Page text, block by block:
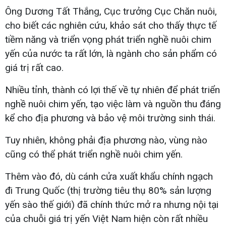
Ông Dương Tất Thắng, Cục trưởng Cục Chăn nuôi,
cho biết các nghiên cứu, khảo sát cho thấy thực tế
tiềm năng và triển vọng phát triển nghề nuôi chim
yến của nước ta rất lớn, là ngành cho sản phẩm có
giá trị rất cao.
Nhiều tỉnh, thành có lợi thế về tự nhiên để phát triển
nghề nuôi chim yến, tạo việc làm và nguồn thu đáng
kể cho địa phương và bảo vệ môi trường sinh thái.
Tuy nhiên, không phải địa phương nào, vùng nào
cũng có thể phát triển nghề nuôi chim yến.
Thêm vào đó, dù cánh cửa xuất khẩu chính ngạch
đi Trung Quốc (thị trường tiêu thụ 80% sản lượng
yến sào thế giới) đã chính thức mở ra nhưng nội tại
của chuỗi giá trị yến Việt Nam hiện còn rất nhiều